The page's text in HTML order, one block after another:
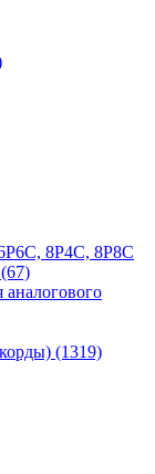
8P4C, 8P8C
(67)
(1319)